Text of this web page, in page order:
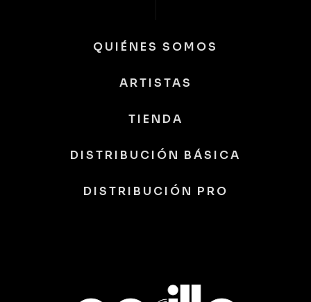
QUIÉNES SOMOS
ARTISTAS
TIENDA
DISTRIBUCIÓN BÁSICA
DISTRIBUCIÓN PRO